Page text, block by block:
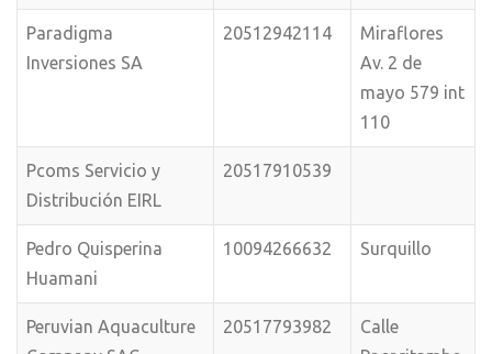
Paradigma
Inversiones SA
20512942114
Miraflores
Av. 2 de
mayo 579 int
110
Pcoms Servicio y
Distribución EIRL
20517910539
Pedro Quisperina
Huamani
10094266632 Surquillo
Peruvian Aquaculture
20517793982
Calle